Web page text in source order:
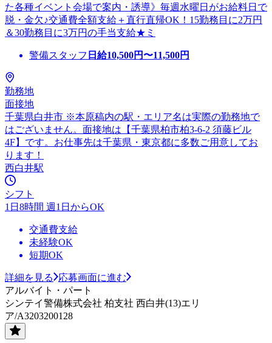
た各種イベント会場で案内・誘導》毎週水曜日がお給料日で
脱・金欠♪交通費全額支給＋直行直帰OK！15勤務目に2万円
＆30勤務目に3万円の手当支給★ミ
警備スタッフ 日給10,500円〜11,500円
勤務地
面接地
千葉県白井市 ※本原稿内の駅・エリア名は実際の勤務地で
はございません。面接地は【千葉県柏市柏3-6-2 須藤ビル
4F】です。お仕事先は千葉県・東京都に多数ご用意してお
ります！
西白井駅
シフト
1日8時間 週1日からOK
交通費支給
未経験OK
短期OK
詳細を見る
応募画面に進む
アルバイト・パート
シンテイ警備株式会社 柏支社 西白井(13)エリ
ア/A3203200128